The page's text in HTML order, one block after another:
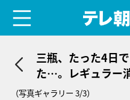
三瓶、たった4日
た…。レギュラー
に
（写真ギャラリー 3/3）